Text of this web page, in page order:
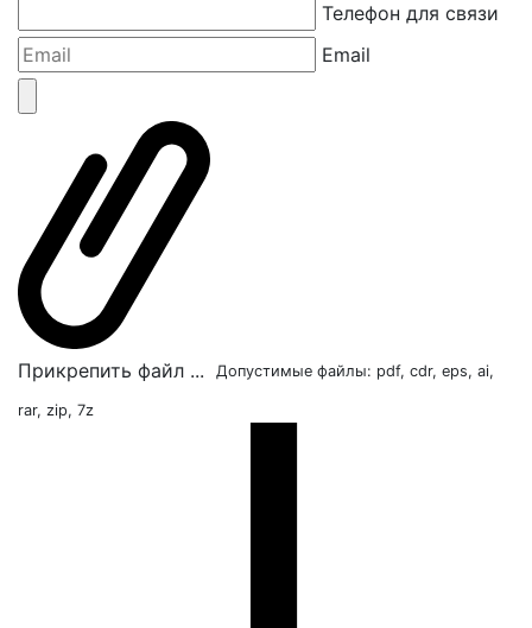
Телефон для связи
Email
Прикрепить файл ... Допустимые файлы: pdf, cdr, eps, ai,
rar, zip, 7z